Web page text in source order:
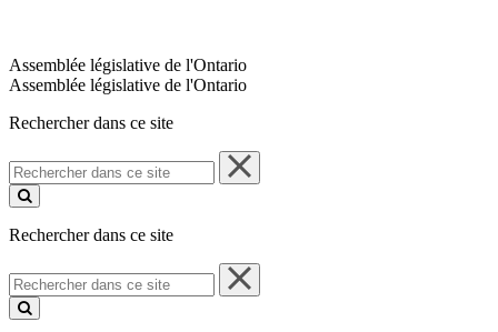
Assemblée législative de l'Ontario
Assemblée législative de l'Ontario
Rechercher dans ce site
Rechercher
dans
ce
Rechercher dans ce site
Rechercher
dans
ce